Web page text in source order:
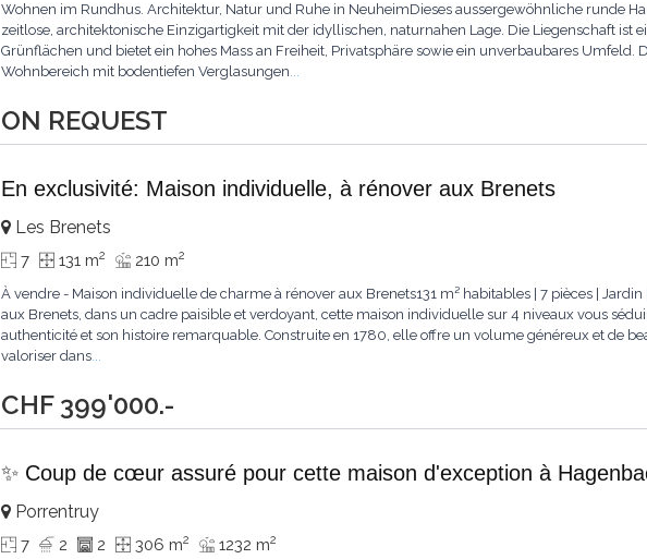
ON REQUEST
Wohnen im Rundhus. Architektur, Natur und Ruhe in NeuheimDieses aussergewöhnliche runde
zeitlose, architektonische Einzigartigkeit mit der idyllischen, naturnahen Lage. Die Liegenschaft ist
Grünflächen und bietet ein hohes Mass an Freiheit, Privatsphäre sowie ein unverbaubares Umfeld.
Wohnbereich mit bodentiefen Verglasungen...
En exclusivité: Maison individuelle, à rénover aux Brenets
CHF 399'000.-
Les Brenets
7 131 m2 210 m2
À vendre - Maison individuelle de charme à rénover aux Brenets131 m² habitables | 7 pièces | Jardin
aux Brenets, dans un cadre paisible et verdoyant, cette maison individuelle sur 4 niveaux vous
authenticité et son histoire remarquable. Construite en 1780, elle offre un volume généreux et de
valoriser dans...
✨ Coup de cœur assuré pour cette maison d'exception à
Porrentruy
7 2 2 306 m2 1232 m2